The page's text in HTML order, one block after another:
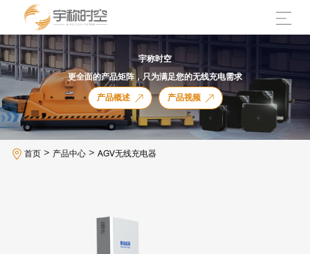
宇称时空
更全面的产品矩阵，只为满足您的无线充电需求
产品概述
产品视频
首页> 产品中心> AGV无线充电器